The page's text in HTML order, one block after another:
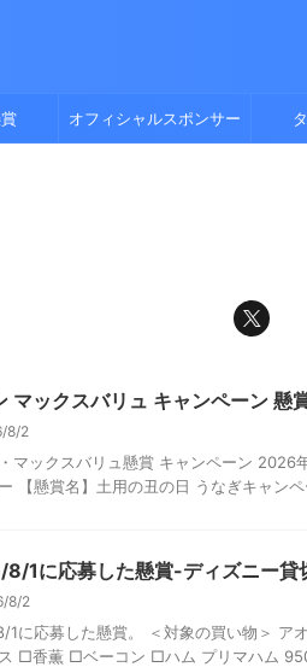
オフィシャルスポンサー
マックスバリュ キャンペーン
8/2
マックスバリュ懸賞 キャンペーン
【懸賞名】土用の丑の日 うなぎキャン
1に応募した懸賞-ディズニー貸
8/2
1に応募した懸賞。 ＜対象の買い物＞
□香薫 □ベーコン □ハム プリマハム